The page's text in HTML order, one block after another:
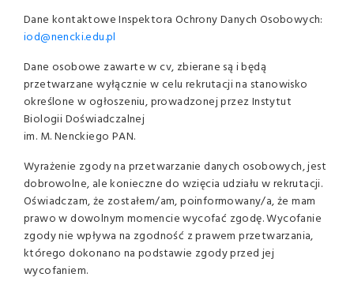
Dane kontaktowe Inspektora Ochrony Danych Osobowych:
iod@nencki.edu.pl
Dane osobowe zawarte w cv, zbierane są i będą
przetwarzane wyłącznie w celu rekrutacji na stanowisko
określone w ogłoszeniu, prowadzonej przez Instytut
Biologii Doświadczalnej
im. M. Nenckiego PAN.
Wyrażenie zgody na przetwarzanie danych osobowych, jest
dobrowolne, ale konieczne do wzięcia udziału w rekrutacji.
Oświadczam, że zostałem/am, poinformowany/a, że mam
prawo w dowolnym momencie wycofać zgodę. Wycofanie
zgody nie wpływa na zgodność z prawem przetwarzania,
którego dokonano na podstawie zgody przed jej
wycofaniem.